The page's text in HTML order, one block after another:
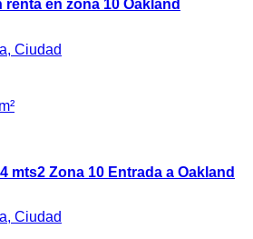
en zona 10 Oakland
Ciudad
m²
mts2 Zona 10 Entrada a Oakland
Ciudad